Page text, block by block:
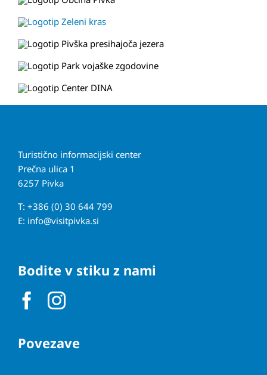
Turistično informacijski center
Prečna ulica 1
6257 Pivka
T: +386 (0) 30 644 799
E: info@visitpivka.si
Bodite v stiku z nami
Povezave